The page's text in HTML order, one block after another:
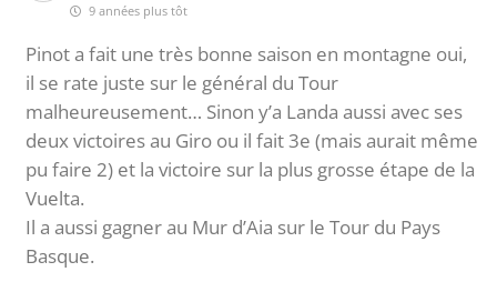
9 années plus tôt
Pinot a fait une très bonne saison en montagne oui,
il se rate juste sur le général du Tour
malheureusement… Sinon y’a Landa aussi avec ses
deux victoires au Giro ou il fait 3e (mais aurait même
pu faire 2) et la victoire sur la plus grosse étape de la
Vuelta.
Il a aussi gagner au Mur d’Aia sur le Tour du Pays
Basque.